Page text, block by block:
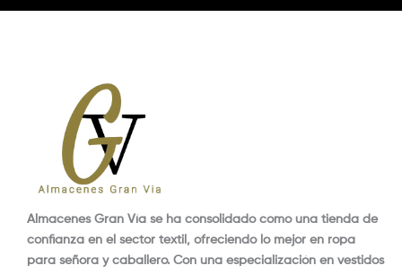
Almacenes Gran Vía se ha consolidado como una tienda de
confianza en el sector textil, ofreciendo lo mejor en ropa
para señora y caballero. Con una especialización en vestidos